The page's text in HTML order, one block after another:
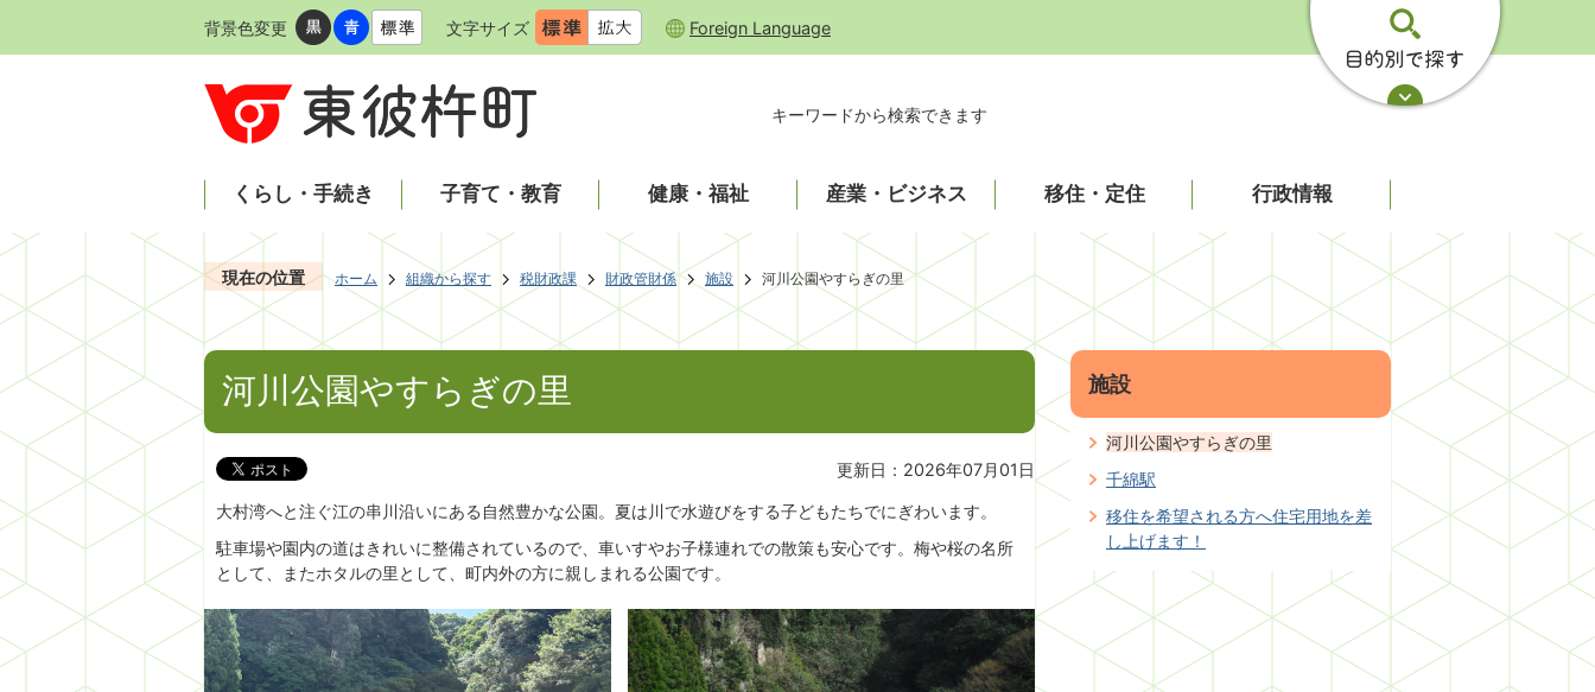
背景色変更 文字サイズ Foreign Language
キーワードから検索できます
くらし・手続き 子育て・教育 健康・福祉 産業・ビジネス 移住・定住 行政情報
現在の位置 ホーム 組織から探す 税財政課 財政管財係 施設 河川公園やすらぎの里
河川公園やすらぎの里
更新日：2026年07月01日
大村湾へと注ぐ江の串川沿いにある自然豊かな公園。夏は川で水遊びをする子どもたちでにぎわいます。
駐車場や園内の道はきれいに整備されているので、車いすやお子様連れでの散策も安心です。梅や桜の名所
として、またホタルの里として、町内外の方に親しまれる公園です。
施設
河川公園やすらぎの里
千綿駅
移住を希望される方へ住宅用地を差
し上げます！